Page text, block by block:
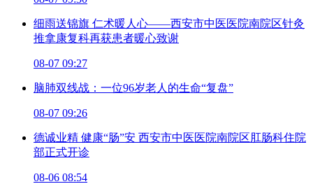
细雨送锦旗 仁术暖人心——西安市中医医院南院区针灸
推拿康复科再获患者暖心致谢
08-07 09:27
脑肺双线战：一位96岁老人的生命“复盘”
08-07 09:26
德诚业精 健康“肠”安 西安市中医医院南院区肛肠科住院
部正式开诊
08-06 08:54